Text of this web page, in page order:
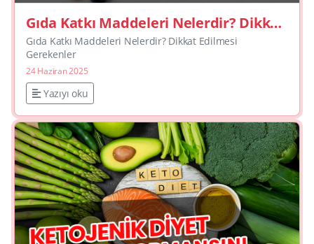
Gıda Katkı Maddeleri Nelerdir? Dikkat
Edilmesi Gerekenler
Gıda Katkı Maddeleri Nelerdir? Dikkat Edilmesi
Gerekenler
24 Haziran 2025
Yazıyı oku